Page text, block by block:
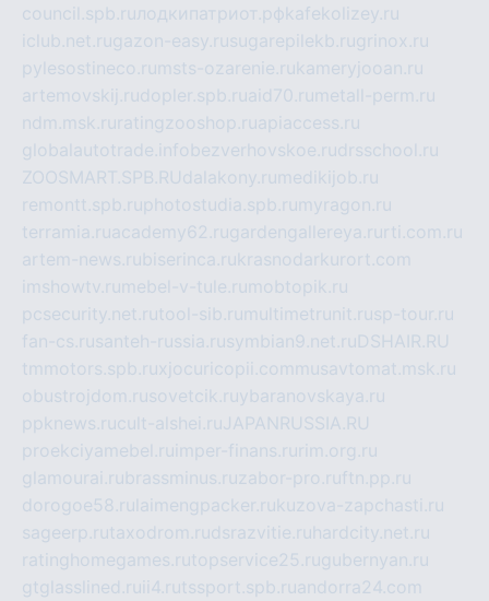
council.spb.ruлодкипатриот.рфkafekolizey.ru
iclub.net.rugazon-easy.rusugarepilekb.rugrinox.ru
pylesostineco.ru msts-ozarenie.rukameryjooan.ru
artemovskij.rudopler.spb.ruaid70.ru metall-perm.ru
ndm.msk.ru ratingzooshop.ruapiaccess.ru
globalautotrade.info bezverhovskoe.rudrsschool.ru
ZOOSMART.SPB.RUdalakony.ru medikijob.ru
remontt.spb.ruphotostudia.spb.ru myragon.ru
terramia.ruacademy62.rugardengallereya.ru rti.com.ru
artem-news.rubiserinca.rukrasnodarkurort.com
imshowtv.ru mebel-v-tule.ru mobtopik.ru
pcsecurity.net.rutool-sib.ru multimetrunit.rusp-tour.ru
fan-cs.rusanteh-russia.rusymbian9.net.ruDSHAIR.RU
tmmotors.spb.ruxjocuricopii.com musavtomat.msk.ru
obustrojdom.rusovetcik.ruybaranovskaya.ru
ppknews.rucult-alshei.ruJAPANRUSSIA.RU
proekciyamebel.ru imper-finans.ru rim.org.ru
glamourai.rubrassminus.ruzabor-pro.ruftn.pp.ru
dorogoe58.ru laimengpacker.rukuzova-zapchasti.ru
sageerp.rutaxodrom.rudsrazvitie.ru hardcity.net.ru
ratinghomegames.rutopservice25.rugubernyan.ru
gtglasslined.ru ii4.rutssport.spb.ruandorra24.com